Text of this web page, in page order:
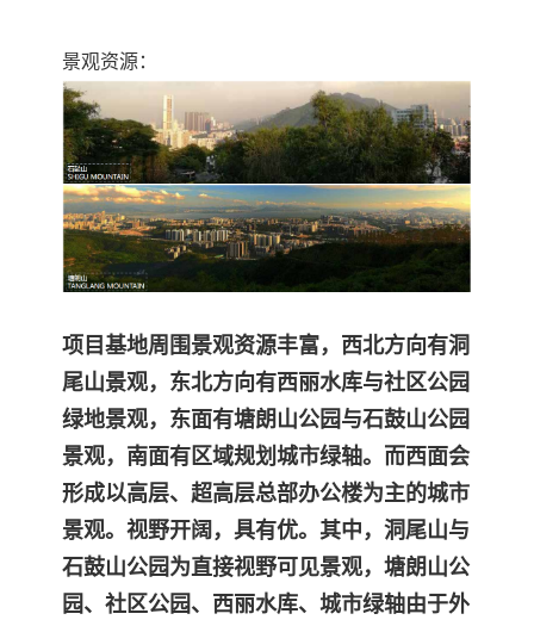
景观资源：
项目基地周围景观资源丰富，西北方向有洞
尾山景观，东北方向有西丽水库与社区公园
绿地景观，东面有塘朗山公园与石鼓山公园
景观，南面有区域规划城市绿轴。而西面会
形成以高层、超高层总部办公楼为主的城市
景观。 视野开阔，具有优。其中，洞尾山与
石鼓山公园为直接视野可见景观，塘朗山公
园、社区公园、西丽水库、城市绿轴由于外